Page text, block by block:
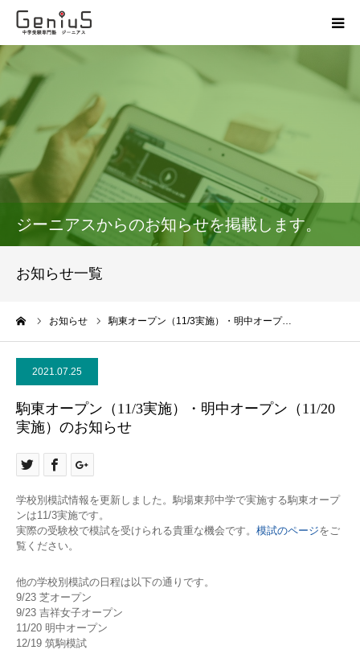
ジーニアスからのお知らせを掲載します。
お知らせ一覧
お知らせ 駒東オープン（11/3実施）・明中オープ…
2021.07.25
駒東オープン（11/3実施）・明中オープン（11/20
実施）のお知らせ
学校別模試情報を更新しました。駒場東邦中学で実施する駒東オープ
ンは11/3実施です。
実際の受験校で模試を受けられる貴重な機会です。 模試のページをご
覧ください。
他の学校別模試の日程は以下の通りです。
9/23 芝オープン
9/23 吉祥女子オープン
11/20 明中オープン
12/19 筑駒模試
志望校別特訓
模試
お問い合わせ